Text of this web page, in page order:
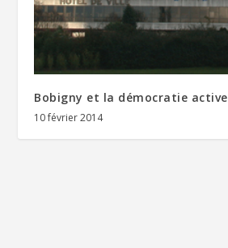
Bobigny et la démocratie active
10 février 2014